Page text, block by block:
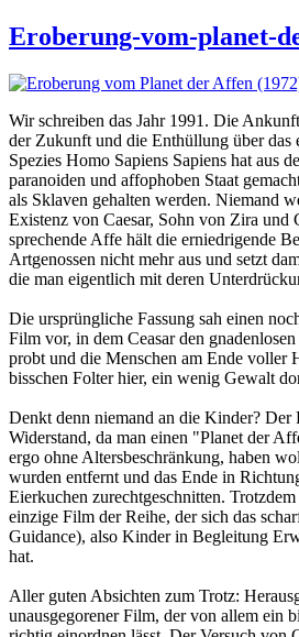
Eroberung-vom-planet-
Wir schreiben das Jahr 1991. Die
der Zukunft und die Enthüllung über das
Spezies Homo Sapiens Sapiens hat aus
paranoiden und affophoben Staat
als Sklaven gehalten werden. Niemand
Existenz von Caesar, Sohn von Zira und
sprechende Affe hält die erniedrigende
Artgenossen nicht mehr aus und setzt
die man eigentlich mit deren
Die ursprüngliche Fassung sah einen
Film vor, in dem Ceasar den
probt und die Menschen am Ende voller
bisschen Folter hier, ein wenig Gewalt
Denkt denn niemand an die Kinder? Der
Widerstand, da man einen "Planet der
ergo ohne Altersbeschränkung, haben
wurden entfernt und das Ende in
Eierkuchen zurechtgeschnitten.
einzige Film der Reihe, der sich das
Guidance), also Kinder in Begleitung
hat.
Aller guten Absichten zum Trotz:
unausgegorener Film, der von allem ein